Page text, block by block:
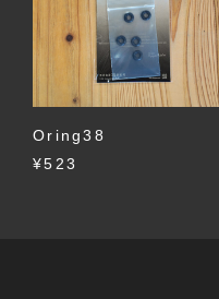
Oring38
¥523